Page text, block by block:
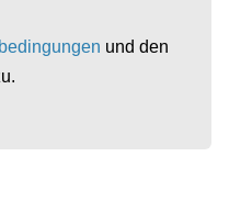
und den